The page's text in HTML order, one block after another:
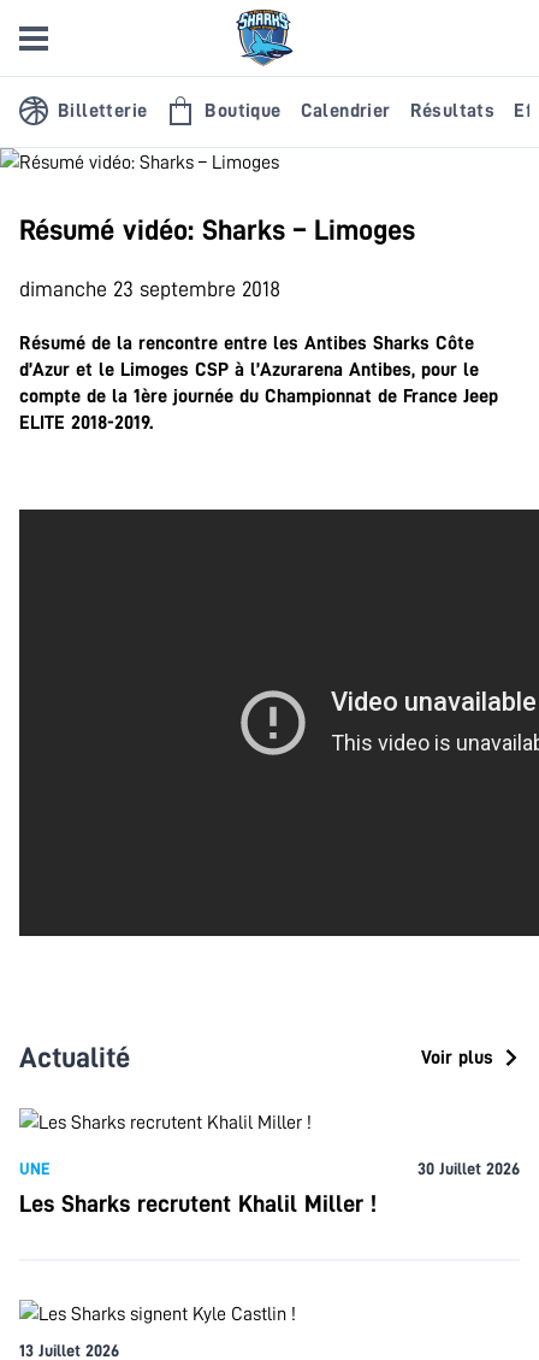
Billetterie Boutique Calendrier Résultats
Résumé vidéo: Sharks – Limoges
dimanche 23 septembre 2018
Résumé de la rencontre entre les Antibes Sharks Côte
d’Azur et le Limoges CSP à l’Azurarena Antibes, pour le
compte de la 1ère journée du Championnat de France Jeep
ELITE 2018-2019.
Actualité Voir plus
UNE 30 Juillet 2026
Les Sharks recrutent Khalil Miller !
13 Juillet 2026